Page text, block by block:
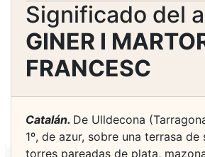
Significado del
GINER I
FRANCESC
Catalán. De Ulldecona
1º, de azur, sobre una terrasa de
torres pareadas de plata,